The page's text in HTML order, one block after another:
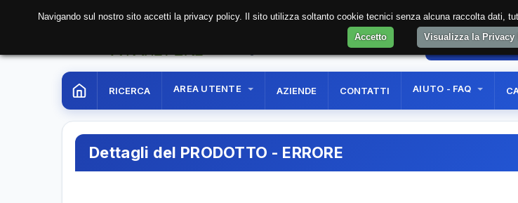
AREA RISERVATA
RICERCA AREA UTENTE AZIENDE CONTATTI AIUTO - FAQ
Dettagli del PRODOTTO - ERRORE
Navigando sul nostro sito accetti la privacy policy. Il sito utilizza soltanto cookie tecnici senza alcuna raccolta dati,
Accetto
Visualizza la Privacy